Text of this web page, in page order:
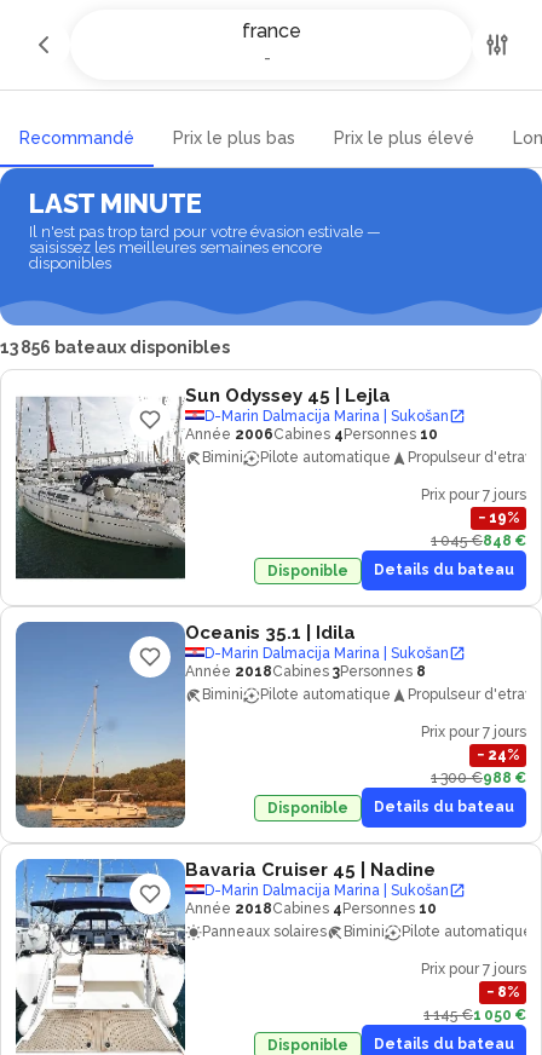
france
-
Location de yachts et bateaux à
France
Recommandé Prix le plus bas Prix le plus élevé
LAST MINUTE
Il n'est pas trop tard pour votre évasion estivale —
saisissez les meilleures semaines encore
disponibles
13 856 bateaux disponibles
Sun Odyssey 45 | Lejla
D-Marin Dalmacija Marina | Sukošan
Année 2006Cabines 4 Personnes 10
Bimini
Pilote automatique Propulseur d'etrave
Prix pour 7 jours
− 19%
1 045 €848 €
Disponible
Details du bateau
Oceanis 35.1 | Idila
D-Marin Dalmacija Marina | Sukošan
Année 2018Cabines 3Personnes 8
Bimini
Pilote automatique Propulseur d'etrave
Prix pour 7 jours
− 24%
1 300 €988 €
Disponible
Details du bateau
Bavaria Cruiser 45 | Nadine
D-Marin Dalmacija Marina | Sukošan
Année 2018Cabines 4 Personnes 10
Panneaux solaires
Bimini Pilote automatique
Prix pour 7 jours
− 8%
1 145 €1 050 €
Disponible
Details du bateau